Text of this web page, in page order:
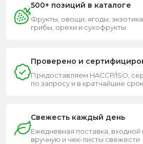
500+ позиций в каталоге
Фрукты, овощи, ягоды,
грибы, орехи и сухофрукты
Проверено и
Предоставляем HACCP/ISO,
по запросу и в кратчайшие
Свежесть каждый день
Ежедневная поставка, входной
вручную и чек-листы свежести